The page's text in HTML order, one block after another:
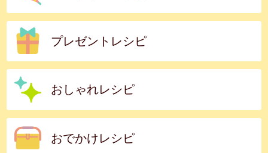
プレゼントレシピ
おしゃれレシピ
おでかけレシピ